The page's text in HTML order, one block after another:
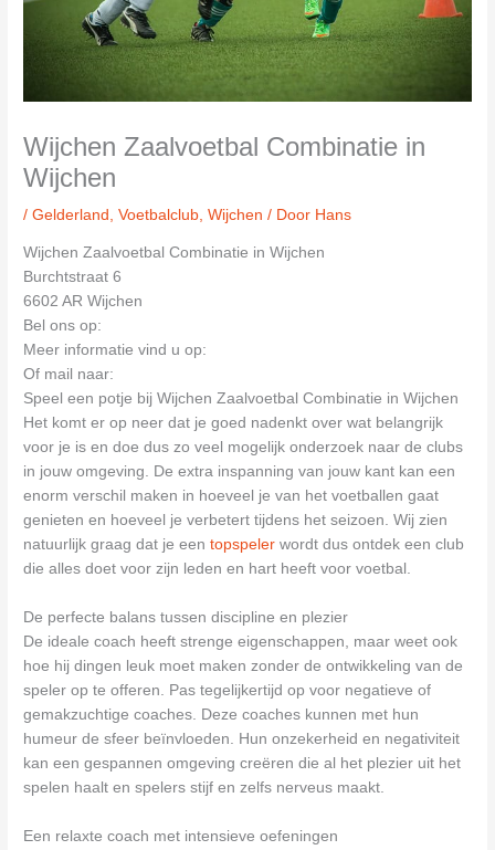
Wijchen Zaalvoetbal Combinatie in
Wijchen
/Gelderland ,Voetbalclub,Wijchen / Door Hans
Wijchen Zaalvoetbal Combinatie in Wijchen
Burchtstraat 6
6602 AR Wijchen
Bel ons op:
Meer informatie vind u op:
Of mail naar:
Speel een potje bij Wijchen Zaalvoetbal Combinatie in Wijchen
Het komt er op neer dat je goed nadenkt over wat belangrijk
voor je is en doe dus zo veel mogelijk onderzoek naar de clubs
in jouw omgeving. De extra inspanning van jouw kant kan een
enorm verschil maken in hoeveel je van het voetballen gaat
genieten en hoeveel je verbetert tijdens het seizoen. Wij zien
natuurlijk graag dat je eentopspeler wordt dus ontdek een club
die alles doet voor zijn leden en hart heeft voor voetbal.
De perfecte balans tussen discipline en plezier
De ideale coach heeft strenge eigenschappen, maar weet ook
hoe hij dingen leuk moet maken zonder de ontwikkeling van de
speler op te offeren. Pas tegelijkertijd op voor negatieve of
gemakzuchtige coaches. Deze coaches kunnen met hun
humeur de sfeer beïnvloeden. Hun onzekerheid en negativiteit
kan een gespannen omgeving creëren die al het plezier uit het
spelen haalt en spelers stijf en zelfs nerveus maakt.
Een relaxte coach met intensieve oefeningen